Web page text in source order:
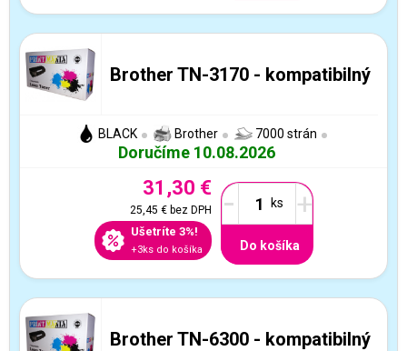
Brother TN-3170 - kompatibilný
BLACK Brother 7000 strán
Doručíme 10.08.2026
31,30 €
25,45 €bez DPH
Ušetríte 3%!
+3ks do košíka
- +
Do košíka
Brother TN-6300 - kompatibilný